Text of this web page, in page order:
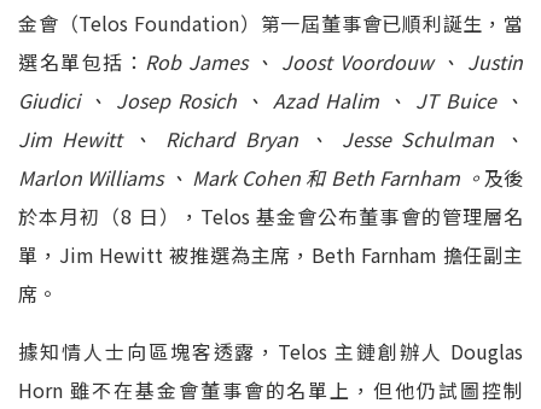
金會（Telos Foundation）第一屆董事會已順利誕生，當
選名單包括： Rob James 、 Joost Voordouw 、 Justin
Giudici 、 Josep Rosich 、 Azad Halim 、 JT Buice 、
Jim Hewitt 、 Richard Bryan 、 Jesse Schulman 、
Marlon Williams 、 Mark Cohen 和 Beth Farnham 。 及後
於本月初（8 日），Telos 基金會公布董事會的管理層名
單，Jim Hewitt 被推選為主席，Beth Farnham 擔任副主
席。
據知情人士向區塊客透露，Telos 主鏈創辦人 Douglas
Horn 雖不在基金會董事會的名單上，但他仍試圖控制